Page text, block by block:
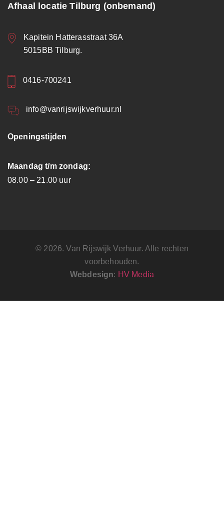
Afhaal locatie Tilburg (onbemand)
Kapitein Hatterasstraat 36A
5015BB Tilburg.
0416-700241
info@vanrijswijkverhuur.nl
Openingstijden
Maandag t/m zondag:
08.00 – 21.00 uur
© 2026. Van Rijswijk Verhuur. Alle rechten
voorbehouden.
Webdesign: HV Media